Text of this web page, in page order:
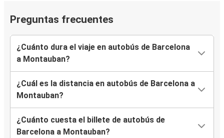
Preguntas frecuentes
¿Cuánto dura el viaje en autobús de Barcelona
a Montauban?
¿Cuál es la distancia en autobús de Barcelona a
Montauban?
¿Cuánto cuesta el billete de autobús de
Barcelona a Montauban?